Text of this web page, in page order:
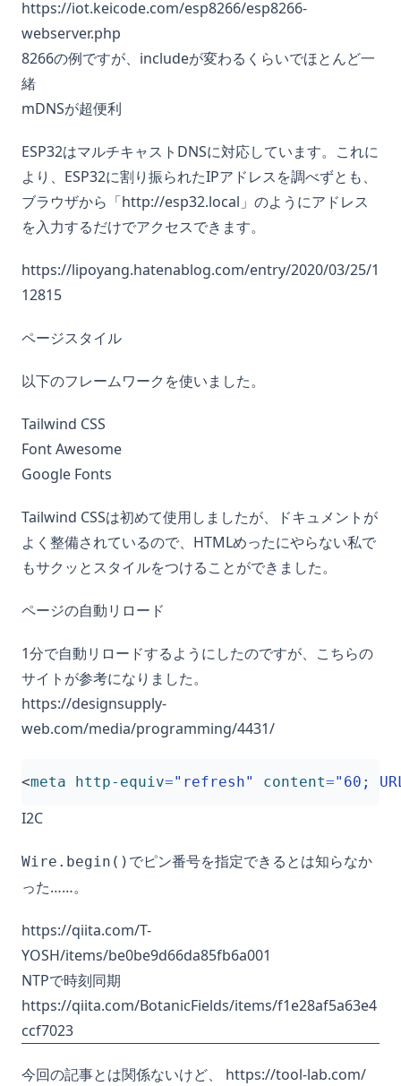
https://iot.keicode.com/esp8266/esp8266-
webserver.php
8266の例ですが、includeが変わるくらいでほとんど一
緒
mDNSが超便利
ESP32はマルチキャストDNSに対応しています。これに
より、ESP32に割り振られたIPアドレスを調べずとも、
ブラウザから「http://esp32.local」のようにアドレス
を入力するだけでアクセスできます。
https://lipoyang.hatenablog.com/entry/2020/03/25/1
12815
ページスタイル
以下のフレームワークを使いました。
Tailwind CSS
Font Awesome
Google Fonts
Tailwind CSSは初めて使用しましたが、ドキュメントが
よく整備されているので、HTMLめったにやらない私で
もサクッとスタイルをつけることができました。
ページの自動リロード
1分で自動リロードするようにしたのですが、こちらの
サイトが参考になりました。
https://designsupply-
web.com/media/programming/4431/
<meta http-equiv="refresh" content="60;
I2C
Wire.begin() でピン番号を指定できるとは知らなか
った……。
https://qiita.com/T-
YOSH/items/be0be9d66da85fb6a001
NTPで時刻同期
https://qiita.com/BotanicFields/items/f1e28af5a63e4
ccf7023
今回の記事とは関係ないけど、 https://tool-lab.com/